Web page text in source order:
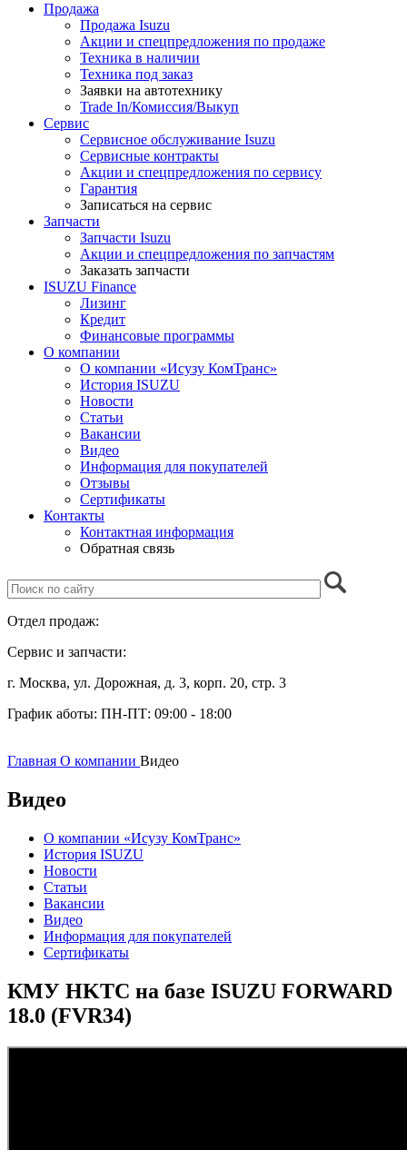
Продажа
Продажа Isuzu
Акции и спецпредложения по продаже
Техника в наличии
Техника под заказ
Заявки на автотехнику
Trade In/Комиссия/Выкуп
Сервис
Сервисное обслуживание Isuzu
Сервисные контракты
Акции и спецпредложения по сервису
Гарантия
Записаться на сервис
Запчасти
Запчасти Isuzu
Акции и спецпредложения по запчастям
Заказать запчасти
ISUZU Finance
Лизинг
Кредит
Финансовые программы
О компании
О компании «Исузу КомТранс»
История ISUZU
Новости
Статьи
Вакансии
Видео
Информация для покупателей
Отзывы
Сертификаты
Контакты
Контактная информация
Обратная связь
Отдел продаж:
Сервис и запчасти:
г. Москва, ул. Дорожная, д. 3, корп. 20, стр. 3
График аботы: ПН-ПТ: 09:00 - 18:00
Главная О компании Видео
Видео
О компании «Исузу КомТранс»
История ISUZU
Новости
Статьи
Вакансии
Видео
Информация для покупателей
Сертификаты
КМУ HKTC на базе ISUZU FORWARD
18.0 (FVR34)